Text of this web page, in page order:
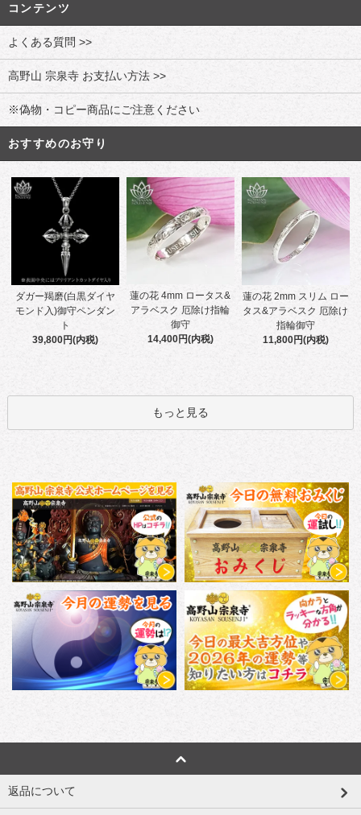
コンテンツ
よくある質問 >>
高野山 宗泉寺 お支払い方法 >>
※偽物・コピー商品にご注意ください
おすすめのお守り
ダガー羯磨(白黒ダイヤ
モンド入)御守ペンダン
ト
39,800円(内税)
蓮の花 4mm ロータス&
アラベスク 厄除け指輪
御守
14,400円(内税)
蓮の花 2mm スリム ロー
タス&アラベスク 厄除け
指輪御守
11,800円(内税)
もっと見る
返品について